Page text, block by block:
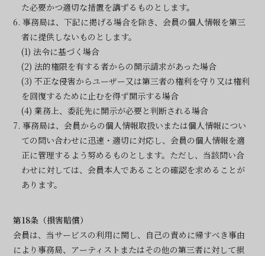
た必要かつ適切な措置を講ずるものとします。
6. 事務局は、下記に掲げる場合を除き、会員の個人情報を第三
者に提供しないものとします。
(1) 法令に基づく場合
(2) 法的権限を有する者からの開示請求があった場合
(3) 不正な侵害からユーザー又は第三者の権利を守り又は権利
を回復するために止むを得ず開示する場合
(4) 業務上、委託先に開示が必要と判断される場合
7. 事務局は、会員からの個人情報取扱いまたは個人情報につい
ての問い合わせに迅速・適切に対応し、会員の個人情報を適
正に管理するよう努めるものとします。ただし、当該問い合
わせに対しては、会員本人であることの確認を求めることが
あります。
第18条（損害賠償）
会員は、当サービスの利用に関し、自己の責めに帰すべき事由
により事務局、アーティストまたはその他の第三者に対して損